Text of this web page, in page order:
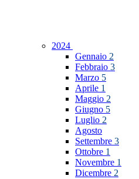
2024
Gennaio 2
Febbraio 3
Marzo 5
Aprile 1
Maggio 2
Giugno 5
Luglio 2
Agosto
Settembre 3
Ottobre 1
Novembre 1
Dicembre 2